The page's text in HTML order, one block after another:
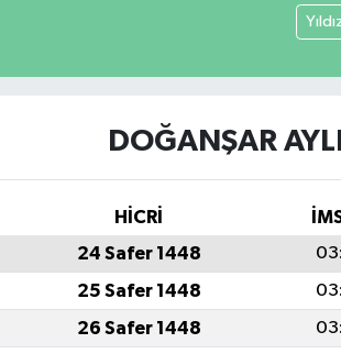
DOĞANŞAR
HİCRİ
24 Safer 1448
25 Safer 1448
26 Safer 1448